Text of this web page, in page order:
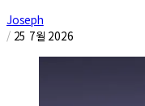
Joseph
/ 25 7월 2026